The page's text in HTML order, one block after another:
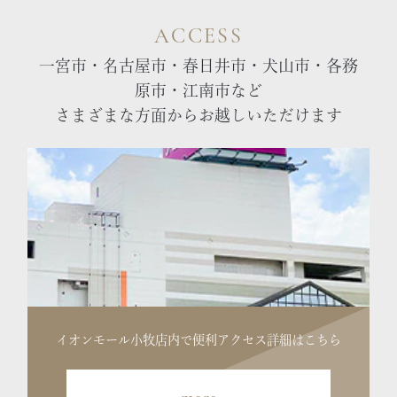
ACCESS
一宮市・名古屋市・春日井市・犬山市・各務
原市・江南市など
さまざまな方面からお越しいただけます
イオンモール小牧店内で便利 アクセス詳細はこちら